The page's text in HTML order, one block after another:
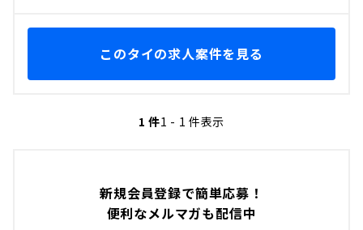
新規会員登録で簡単応募！
便利なメルマガも配信中
このタイの求人案件を見る
1 件1 - 1 件表示